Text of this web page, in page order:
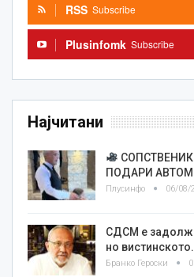
RSS Subscribe
Plusinfomk Subscribe
Најчитани
ПОДАРИ
Плусинфо 06/08/
СДСМ е
но
Бранко Героски